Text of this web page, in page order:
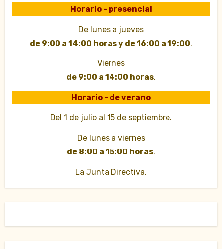
Horario - presencial
De lunes a jueves
de 9:00 a 14:00 horas y de 16:00 a 19:00.
Viernes
de 9:00 a 14:00 horas.
Horario - de verano
Del 1 de julio al 15 de septiembre.
De lunes a viernes
de 8:00 a 15:00 horas.
La Junta Directiva.